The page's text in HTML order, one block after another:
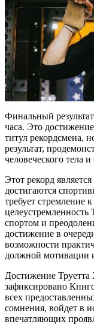
Финальный
часа. Это
титул рекордсмена,
результат,
человеческого тела
Этот рекорд
достигаются
требует стремление
целеустремленность
спортом и
достижение в
возможности
должной мотивации
Достижение Труетта
зафиксировано
всех
сомнения, войдет в
впечатляющих